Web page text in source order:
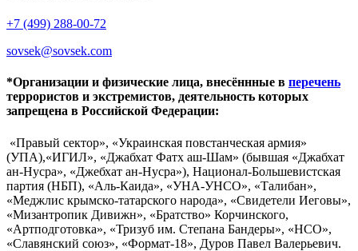
+7 (499) 288-00-72
sovsek@sovsek.com
*Организации и физические лица, внесённные в перечень
террористов и экстремистов, деятельность которых
запрещена в Российской Федерации:
«Правый сектор», «Украинская повстанческая армия»
(УПА),«ИГИЛ», «Джабхат Фатх аш-Шам» (бывшая «Джабхат
ан-Нусра», «Джебхат ан-Нусра»), Национал-Большевистская
партия (НБП), «Аль-Каида», «УНА-УНСО», «Талибан»,
«Меджлис крымско-татарского народа», «Свидетели Иеговы»,
«Мизантропик Дивижн», «Братство» Корчинского,
«Артподготовка», «Тризуб им. Степана Бандеры», «НСО»,
«Славянский союз», «Формат-18», Дуров Павел Валерьевич.